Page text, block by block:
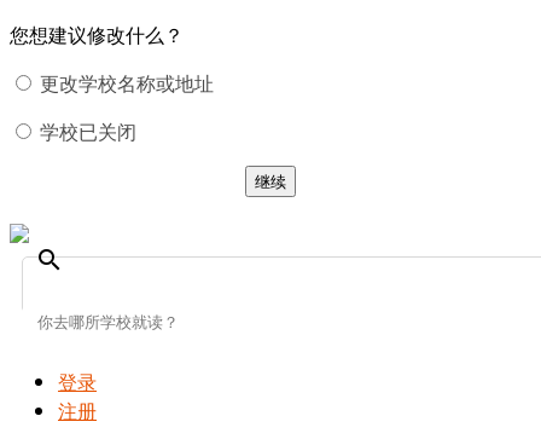
您想建议修改什么？
更改学校名称或地址
学校已关闭
继续
search
登录
注册